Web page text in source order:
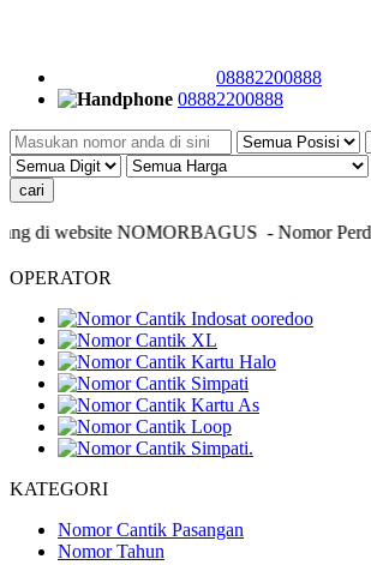
08882200888
08882200888
di website NOMORBAGUS - Nomor Perdana
OPERATOR
KATEGORI
Nomor Cantik Pasangan
Nomor Tahun